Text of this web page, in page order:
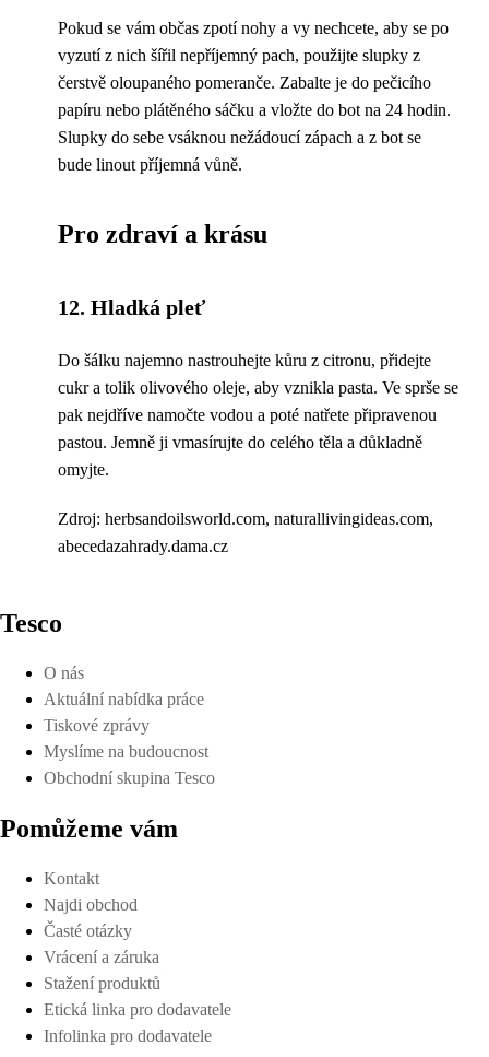
Pokud se vám občas zpotí nohy a vy nechcete, aby se po
vyzutí z nich šířil nepříjemný pach, použijte slupky z
čerstvě oloupaného pomeranče. Zabalte je do pečicího
papíru nebo plátěného sáčku a vložte do bot na 24 hodin.
Slupky do sebe vsáknou nežádoucí zápach a z bot se
bude linout příjemná vůně.
Pro zdraví a krásu
12. Hladká pleť
Do šálku najemno nastrouhejte kůru z citronu, přidejte
cukr a tolik olivového oleje, aby vznikla pasta. Ve sprše se
pak nejdříve namočte vodou a poté natřete připravenou
pastou. Jemně ji vmasírujte do celého těla a důkladně
omyjte.
Zdroj: herbsandoilsworld.com, naturallivingideas.com,
abecedazahrady.dama.cz
Tesco
O nás
Aktuální nabídka práce
Tiskové zprávy
Myslíme na budoucnost
Obchodní skupina Tesco
Pomůžeme vám
Kontakt
Najdi obchod
Časté otázky
Vrácení a záruka
Stažení produktů
Etická linka pro dodavatele
Infolinka pro dodavatele